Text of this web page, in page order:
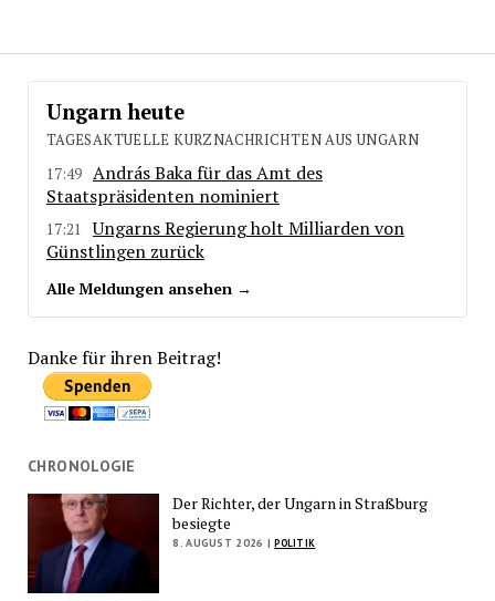
Ungarn heute
TAGESAKTUELLE KURZNACHRICHTEN AUS UNGARN
17:49 András Baka für das Amt des
Staatspräsidenten nominiert
17:21
Ungarns Regierung holt Milliarden von
Günstlingen zurück
Alle Meldungen ansehen →
Danke für ihren Beitrag!
CHRONOLOGIE
Der Richter, der Ungarn in Straßburg
besiegte
8. AUGUST 2026 | POLITIK